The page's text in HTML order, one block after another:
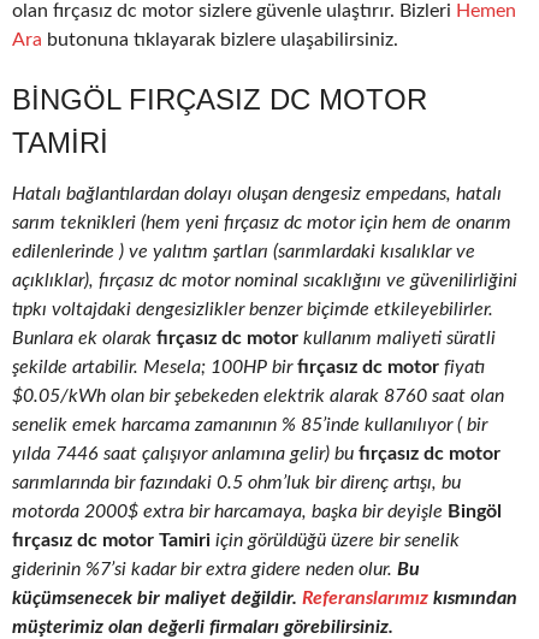
olan fırçasız dc motor sizlere güvenle ulaştırır. Bizleri Hemen
Ara butonuna tıklayarak bizlere ulaşabilirsiniz.
BINGÖL FIRÇASIZ DC MOTOR
TAMIRI
Hatalı bağlantılardan dolayı oluşan dengesiz empedans, hatalı
sarım teknikleri (hem yeni fırçasız dc motor için hem de onarım
edilenlerinde ) ve yalıtım şartları (sarımlardaki kısalıklar ve
açıklıklar), fırçasız dc motor nominal sıcaklığını ve güvenilirliğini
tıpkı voltajdaki dengesizlikler benzer biçimde etkileyebilirler.
Bunlara ek olarak fırçasız dc motor kullanım maliyeti süratli
şekilde artabilir. Mesela; 100HP birfırçasız dc motor fiyatı
$0.05/kWh olan bir şebekeden elektrik alarak 8760 saat olan
senelik emek harcama zamanının % 85’inde kullanılıyor ( bir
yılda 7446 saat çalışıyor anlamına gelir) bu fırçasız dc motor
sarımlarında bir fazındaki 0.5 ohm’luk bir direnç artışı, bu
motorda 2000$ extra bir harcamaya, başka bir deyişle Bingöl
fırçasız dc motor Tamiri için görüldüğü üzere bir senelik
giderinin %7’si kadar bir extra gidere neden olur. Bu
küçümsenecek bir maliyet değildir. Referanslarımız kısmından
müşterimiz olan değerli firmaları görebilirsiniz.